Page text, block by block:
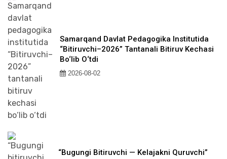
Samarqand Davlat Pedagogika Institutida
“Bitiruvchi–2026” Tantanali Bitiruv Kechasi
Bo‘lib O‘tdi
2026-08-02
“Bugungi Bitiruvchi — Kelajakni Quruvchi”